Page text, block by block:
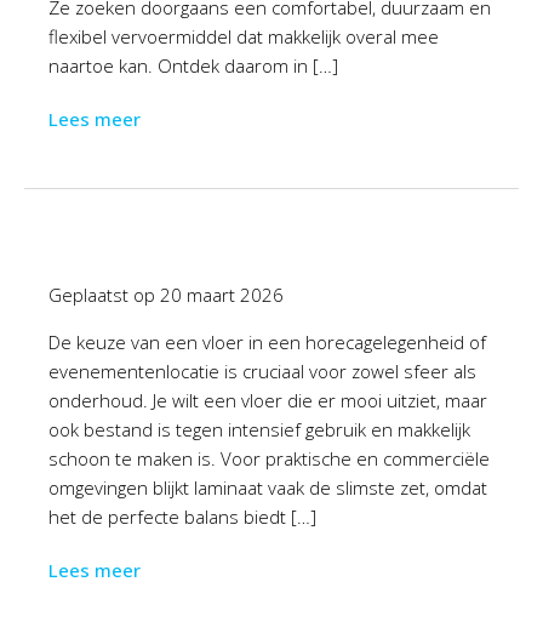
Ze zoeken doorgaans een comfortabel, duurzaam en
flexibel vervoermiddel dat makkelijk overal mee
naartoe kan. Ontdek daarom in […]
Lees meer
Geplaatst op 20 maart 2026
De keuze van een vloer in een horecagelegenheid of
evenementenlocatie is cruciaal voor zowel sfeer als
onderhoud. Je wilt een vloer die er mooi uitziet, maar
ook bestand is tegen intensief gebruik en makkelijk
schoon te maken is. Voor praktische en commerciële
omgevingen blijkt laminaat vaak de slimste zet, omdat
het de perfecte balans biedt […]
Lees meer